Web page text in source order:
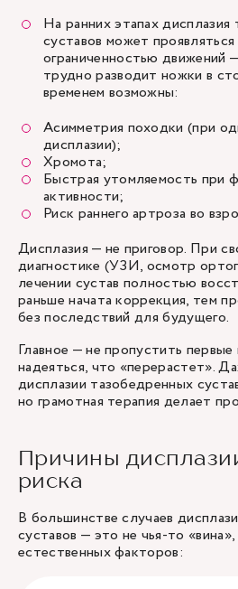
На ранних этапах
суставов может
ограниченностью движений
трудно разводит ножки в
временем возможны:
Асимметрия походки (при
дисплазии);
Хромота;
Быстрая утомляемость при
активности;
Риск раннего артроза во
Дисплазия — не приговор. При
диагностике (УЗИ, осмотр
лечении сустав полностью
раньше начата коррекция, тем
без последствий для будущего.
Главное — не пропустить первые
надеяться, что «перерастет».
дисплазии тазобедренных
но грамотная терапия делает
Причины
риска
В большинстве случаев
суставов — это не чья-то
естественных факторов: